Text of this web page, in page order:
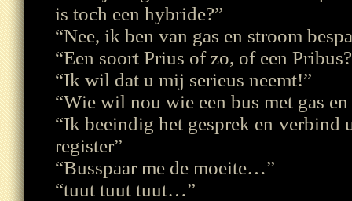
is toch een hybride?”
“Nee, ik ben van gas en stroom
“Een soort Prius of zo, of een
“Ik wil dat u mij serieus neemt!”
“Wie wil nou wie een bus met gas en
“Ik beeindig het gesprek en verbind
register”
“Busspaar me de moeite…”
“tuut tuut tuut…”